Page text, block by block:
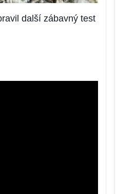
další zábavný test